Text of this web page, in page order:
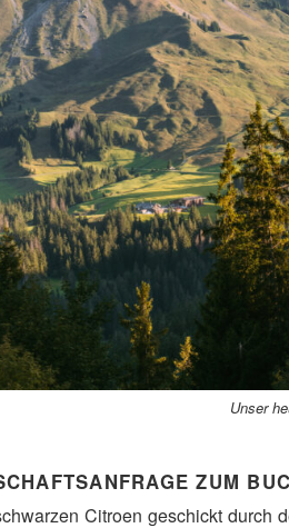
Unser
ZUM
Citroen geschickt durch